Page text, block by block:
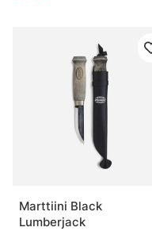
Marttiini Black
Lumberjack